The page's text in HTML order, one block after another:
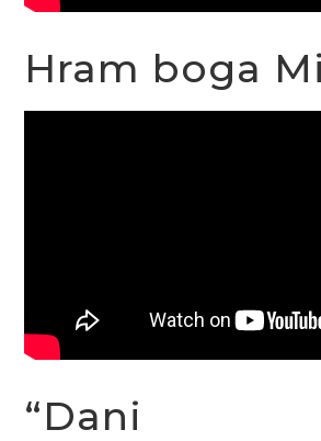
Hram boga
“Dani